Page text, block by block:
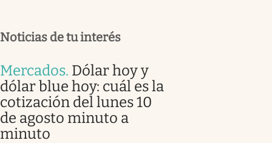
Noticias de tu interés
Mercados. Dólar hoy y
dólar blue hoy: cuál es la
cotización del lunes 10
de agosto minuto a
minuto